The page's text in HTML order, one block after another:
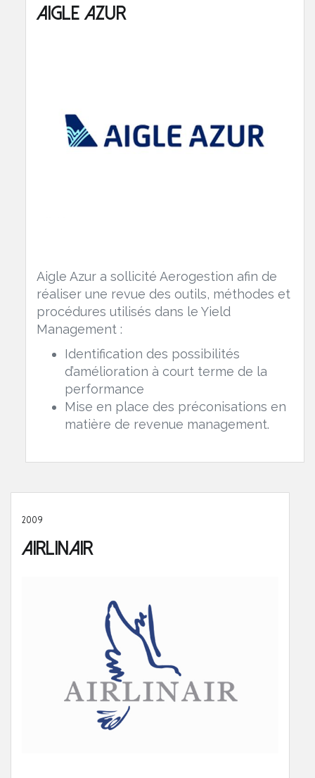
Aigle Azur
Aigle Azur a sollicité Aerogestion afin de
réaliser une revue des outils, méthodes et
procédures utilisés dans le Yield
Management :
Identification des possibilités
d’amélioration à court terme de la
performance
Mise en place des préconisations en
matière de revenue management.
2009
Airlinair